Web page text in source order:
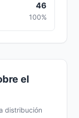
46
100%
el
distribución